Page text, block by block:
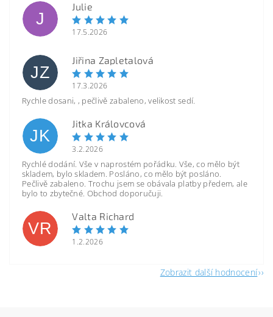
J
Julie
17.5.2026
JZ
Jiřina Zapletalová
17.3.2026
Rychle dosani, , pečlivě zabaleno, velikost sedí.
JK
Jitka Královcová
3.2.2026
Rychlé dodání. Vše v naprostém pořádku. Vše, co mělo být
skladem, bylo skladem. Posláno, co mělo být posláno.
Pečlivě zabaleno. Trochu jsem se obávala platby předem, ale
bylo to zbytečné. Obchod doporučuji.
VR
Valta Richard
1.2.2026
Zobrazit další hodnocení